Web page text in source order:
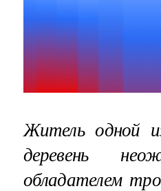
Житель одной
деревень
обладателем